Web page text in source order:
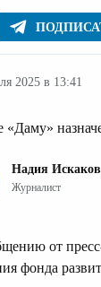
Новости
2025 в 13:41
Надия
Журналист
от
фонда